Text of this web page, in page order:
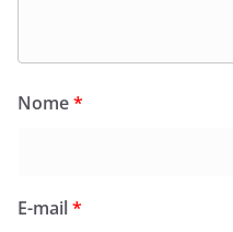
Nome*
E-mail*